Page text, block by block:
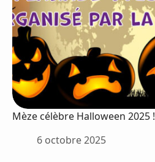
Mèze célèbre Halloween 2025 !
6 octobre 2025